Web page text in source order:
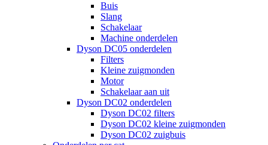
Buis
Slang
Schakelaar
Machine onderdelen
Dyson DC05 onderdelen
Filters
Kleine zuigmonden
Motor
Schakelaar aan uit
Dyson DC02 onderdelen
Dyson DC02 filters
Dyson DC02 kleine zuigmonden
Dyson DC02 zuigbuis